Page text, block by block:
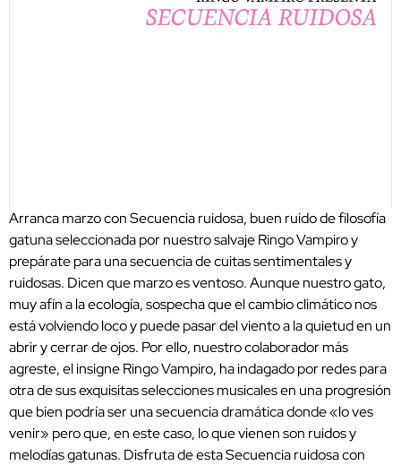
Arranca marzo con Secuencia ruidosa, buen ruido de filosofía
gatuna seleccionada por nuestro salvaje Ringo Vampiro y
prepárate para una secuencia de cuitas sentimentales y
ruidosas. Dicen que marzo es ventoso. Aunque nuestro gato,
muy afín a la ecología, sospecha que el cambio climático nos
está volviendo loco y puede pasar del viento a la quietud en un
abrir y cerrar de ojos. Por ello, nuestro colaborador más
agreste, el insigne Ringo Vampiro, ha indagado por redes para
otra de sus exquisitas selecciones musicales en una progresión
que bien podría ser una secuencia dramática donde «lo ves
venir» pero que, en este caso, lo que vienen son ruidos y
melodías gatunas. Disfruta de esta Secuencia ruidosa con